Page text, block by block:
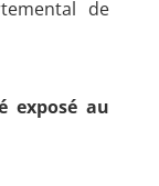
de
exposé au